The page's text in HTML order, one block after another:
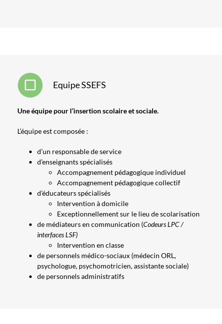
Equipe SSEFS
Une équipe pour l’insertion scolaire et sociale.
L’équipe est composée :
d’un responsable de service
d’enseignants spécialisés
Accompagnement pédagogique individuel
Accompagnement pédagogique collectif
d’éducateurs spécialisés
Intervention à domicile
Exceptionnellement sur le lieu de scolarisation
de médiateurs en communication (Codeurs LPC /
interfaces LSF)
Intervention en classe
de personnels médico-sociaux (médecin ORL,
psychologue, psychomotricien, assistante sociale)
de personnels administratifs